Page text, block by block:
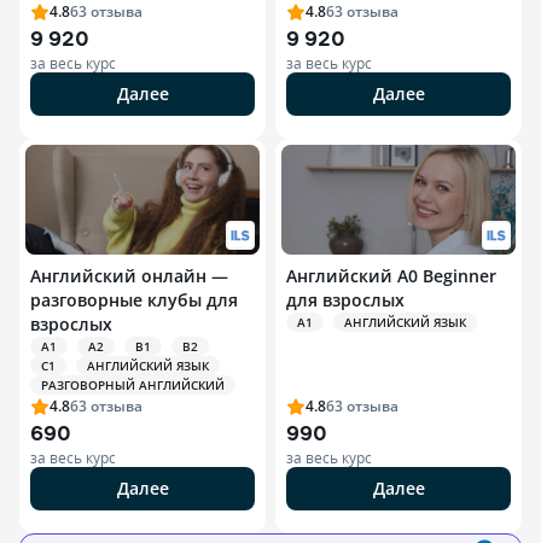
4.863отзыва
9 920
за весь курс
Далее
4.863отзыва
9 920
за весь курс
Далее
Английский онлайн —
разговорные клубы для
взрослых
A1 A2 B1
B2
C1
АНГЛИЙСКИЙ ЯЗЫК
РАЗГОВОРНЫЙ АНГЛИЙСКИЙ
4.863отзыва
690
за весь курс
Далее
Английский A0 Beginner
для взрослых
A1 АНГЛИЙСКИЙ ЯЗЫК
4.863отзыва
990
за весь курс
Далее